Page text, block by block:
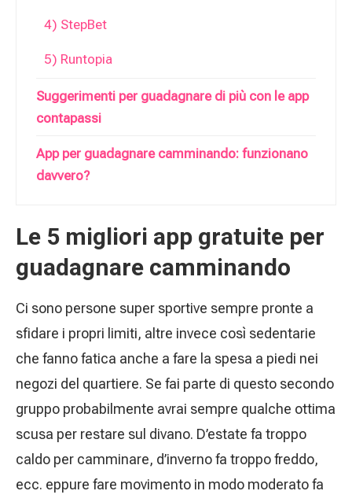
4) StepBet
5) Runtopia
Suggerimenti per guadagnare di più con le app
contapassi
App per guadagnare camminando: funzionano
davvero?
Le 5 migliori app gratuite per
guadagnare camminando
Ci sono persone super sportive sempre pronte a
sfidare i propri limiti, altre invece così sedentarie
che fanno fatica anche a fare la spesa a piedi nei
negozi del quartiere. Se fai parte di questo secondo
gruppo probabilmente avrai sempre qualche ottima
scusa per restare sul divano. D’estate fa troppo
caldo per camminare, d’inverno fa troppo freddo,
ecc. eppure fare movimento in modo moderato fa